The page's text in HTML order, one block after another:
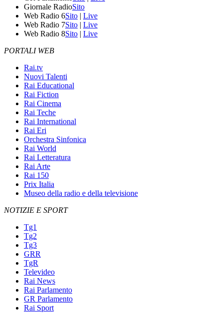
Giornale RadioSito
Web Radio 6Sito | Live
Web Radio 7Sito | Live
Web Radio 8Sito | Live
PORTALI WEB
Rai.tv
Nuovi Talenti
Rai Educational
Rai Fiction
Rai Cinema
Rai Teche
Rai International
Rai Eri
Orchestra Sinfonica
Rai World
Rai Letteratura
Rai Arte
Rai 150
Prix Italia
Museo della radio e della televisione
NOTIZIE E SPORT
Tg1
Tg2
Tg3
GRR
TgR
Televideo
Rai News
Rai Parlamento
GR Parlamento
Rai Sport